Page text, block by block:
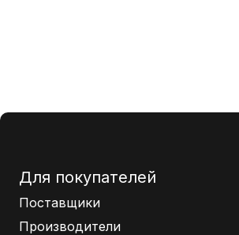
Для покупателей
Поставщики
Производители